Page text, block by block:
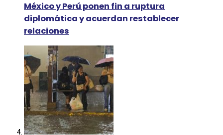
México y Perú ponen fin a ruptura
diplomática y acuerdan restablecer
relaciones